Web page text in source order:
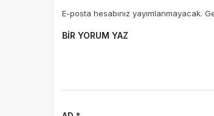
E-posta hesabınız yayımlanmayacak.
BIR YORUM YAZ